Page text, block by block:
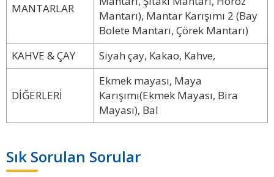
MANTARLAR
Mantarı), Mantar Karışımı 2 (Bay
Bolete Mantarı, Çörek Mantarı)
KAHVE & ÇAY
Siyah çay, Kakao, Kahve,
DİĞERLERİ
Ekmek mayası, Maya
Karışımı(Ekmek Mayası, Bira
Mayası), Bal
Sık Sorulan Sorular